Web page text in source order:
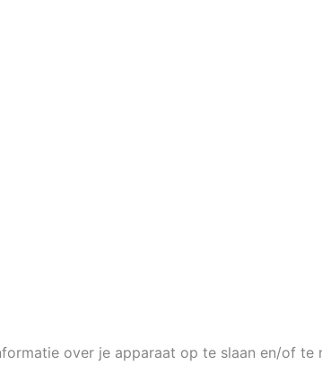
over je apparaat op te slaan en/of